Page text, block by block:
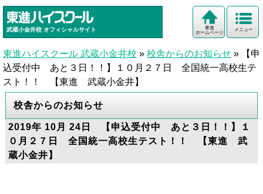
武蔵小金井校 オフィシャルサイト メニュー
東進
ホームページ
東進ハイスクール 武蔵小金井校 » 校舎からのお知らせ »
【申
込受付中 あと３日！！】１０月２７日 全国統一高校生テ
スト！！ 【東進 武蔵小金井】
校舎からのお知らせ
2019年 10月 24日 【申込受付中 あと３日！！】１
０月２７日 全国統一高校生テスト！！ 【東進 武
蔵小金井】